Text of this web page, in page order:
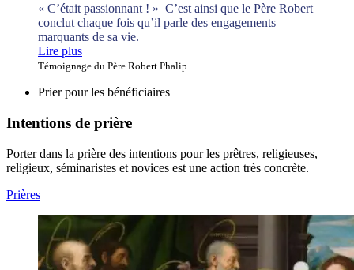
« C’était passionnant ! » C’est ainsi que le Père Robert
conclut chaque fois qu’il parle des engagements
marquants de sa vie.
Lire plus
Témoignage du Père Robert Phalip
Prier pour les bénéficiaires
Intentions de prière
Porter dans la prière des intentions pour les prêtres, religieuses,
religieux, séminaristes et novices est une action très concrète.
Prières